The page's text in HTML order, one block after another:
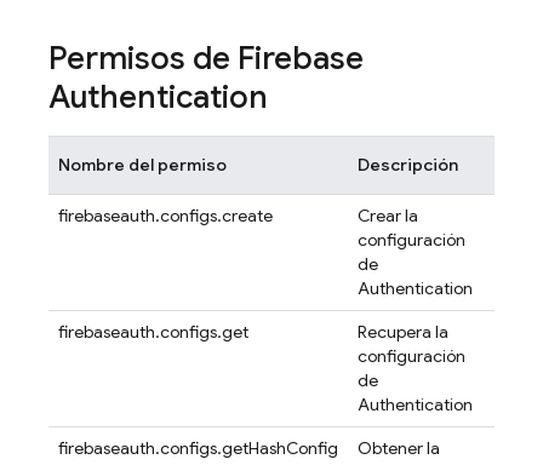
Permisos de Firebase
Authentication
Nombre del permiso Descripción
firebaseauth.configs.create
Crear la
configuración
de
Authentication
firebaseauth.configs.get
Recupera la
configuración
de
Authentication
firebaseauth.configs.getHashConfig
Obtener la